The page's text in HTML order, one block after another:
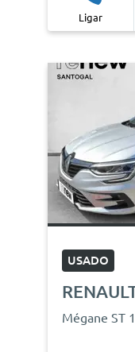
Ligar
USADO
Mégane ST